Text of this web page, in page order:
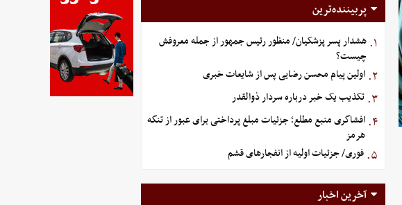
پربیننده‌ترین
۱. هشدار پسر پزشکیان/ منظور رئیس جمهور از جمله معروفش
چیست؟
۲. اولین پیام محسن رضایی پس از شایعات خبری
۳. تکذیب یک خبر درباره سردار ذوالقدر
۴. افشاگری منبع مطلع؛ جزئیات مبلغ پرداختی برای عبور از تنگه
هرمز
۵. فوری/ جزئیات اولیه از انفجارهای قشم
آخرین اخبار